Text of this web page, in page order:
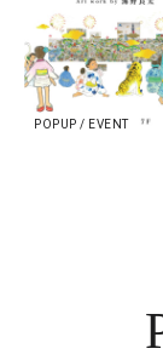
POPUP / EVENT